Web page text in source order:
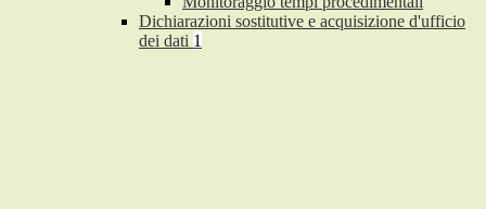
Dichiarazioni sostitutive e acquisizione d'ufficio
dei dati 1